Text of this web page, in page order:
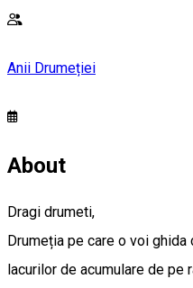
Anii Drumeției
About
Dragi drumeti,
Drumeția pe care o voi
lacurilor de acumulare de